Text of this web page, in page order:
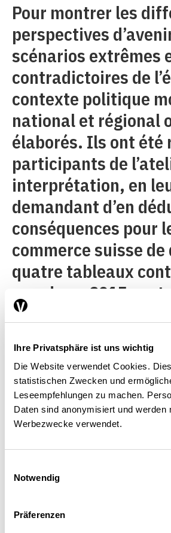
Ihre Privatsphäre ist uns wichtig
Die Website verwendet Cookies.
statistischen Zwecken und
Leseempfehlungen zu machen.
Daten sind anonymisiert und werden
Werbezwecke verwendet.
Notwendig
Präferenzen
Pour montrer les
perspectives
scénarios extrêmes
contradictoires de
contexte politique
national et régional
élaborés. Ils ont été
participants de
interprétation, en
demandant d’en
conséquences pour
commerce suisse
quatre tableaux
monde en 2015
tout en se
les transformations
possibles lorsque
conditions-cadres
remplies et que des
particulières se
avec force. On
réalité sera un
quatre scénarios